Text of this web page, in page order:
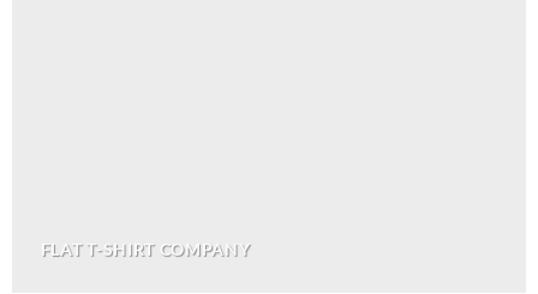
FLAT T-SHIRT COMPANY